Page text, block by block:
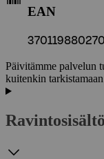
EAN
Päivitämme palvelun
kuitenkin
Ravintosisältö